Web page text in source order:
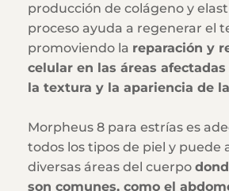
producción de colágeno y
proceso ayuda a regenerar el
promoviendo la reparación y
celular en las áreas
la textura y la apariencia de
Morpheus 8 para estrías es
todos los tipos de piel y puede
diversas áreas del cuerpo
son comunes, como el